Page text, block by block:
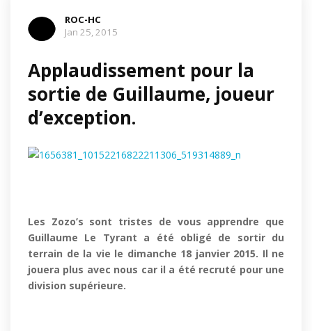
ROC-HC
Jan 25, 2015
Applaudissement pour la
sortie de Guillaume, joueur
d’exception.
Les Zozo’s sont tristes de vous apprendre que
Guillaume Le Tyrant a été obligé de sortir du
terrain de la vie le dimanche 18 janvier 2015. Il ne
jouera plus avec nous car il a été recruté pour une
division supérieure.